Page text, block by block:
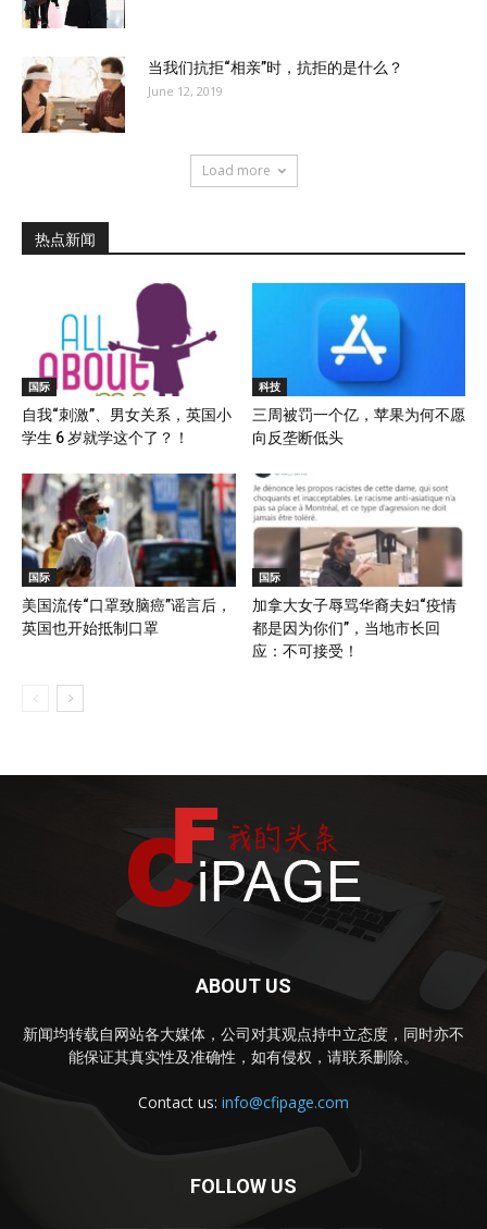
当我们抗拒“相亲”时，抗拒的是什么？
June 12, 2019
Load more
热点新闻
国际
自我“刺激”、男女关系，英国小
学生 6 岁就学这个了？！
科技
三周被罚一个亿，苹果为何不愿
向反垄断低头
国际
美国流传“口罩致脑癌”谣言后，
英国也开始抵制口罩
国际
加拿大女子辱骂华裔夫妇“疫情
都是因为你们”，当地市长回
应：不可接受！
ABOUT US
新闻均转载自网站各大媒体，公司对其观点持中立态度，同时亦不
能保证其真实性及准确性，如有侵权，请联系删除。
Contact us: info@cfipage.com
FOLLOW US